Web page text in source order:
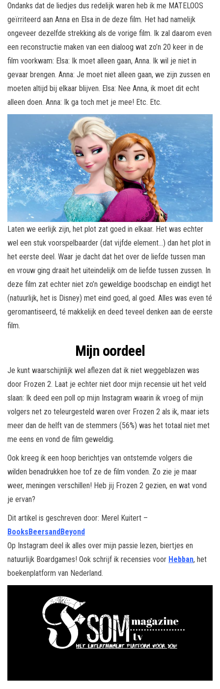
Ondanks dat de liedjes dus redelijk waren heb ik me MATELOOS
geïrriteerd aan Anna en Elsa in de deze film. Het had namelijk
ongeveer dezelfde strekking als de vorige film. Ik zal daarom even
een reconstructie maken van een dialoog wat zo’n 20 keer in de
film voorkwam: Elsa: Ik moet alleen gaan, Anna. Ik wil je niet in
gevaar brengen. Anna: Je moet niet alleen gaan, we zijn zussen en
moeten altijd bij elkaar blijven. Elsa: Nee Anna, ik moet dit echt
alleen doen. Anna: Ik ga toch met je mee! Etc. Etc.
Laten we eerlijk zijn, het plot zat goed in elkaar. Het was echter
wel een stuk voorspelbaarder (dat vijfde element…) dan het plot in
het eerste deel. Waar je dacht dat het over de liefde tussen man
en vrouw ging draait het uiteindelijk om de liefde tussen zussen. In
deze film zat echter niet zo’n geweldige boodschap en eindigt het
(natuurlijk, het is Disney) met eind goed, al goed. Alles was even té
geromantiseerd, té makkelijk en deed teveel denken aan de eerste
film.
Mijn oordeel
Je kunt waarschijnlijk wel aflezen dat ik niet weggeblazen was
door Frozen 2. Laat je echter niet door mijn recensie uit het veld
slaan: Ik deed een poll op mijn Instagram waarin ik vroeg of mijn
volgers net zo teleurgesteld waren over Frozen 2 als ik, maar iets
meer dan de helft van de stemmers (56%) was het totaal niet met
me eens en vond de film geweldig.
Ook kreeg ik een hoop berichtjes van ontstemde volgers die
wilden benadrukken hoe tof ze de film vonden. Zo zie je maar
weer, meningen verschillen! Heb jij Frozen 2 gezien, en wat vond
je ervan?
Dit artikel is geschreven door: Merel Kuitert –
BooksBeersandBeyond
Op Instagram deel ik alles over mijn passie lezen, biertjes en
natuurlijk Boardgames! Ook schrijf ik recensies voor Hebban, het
boekenplatform van Nederland.